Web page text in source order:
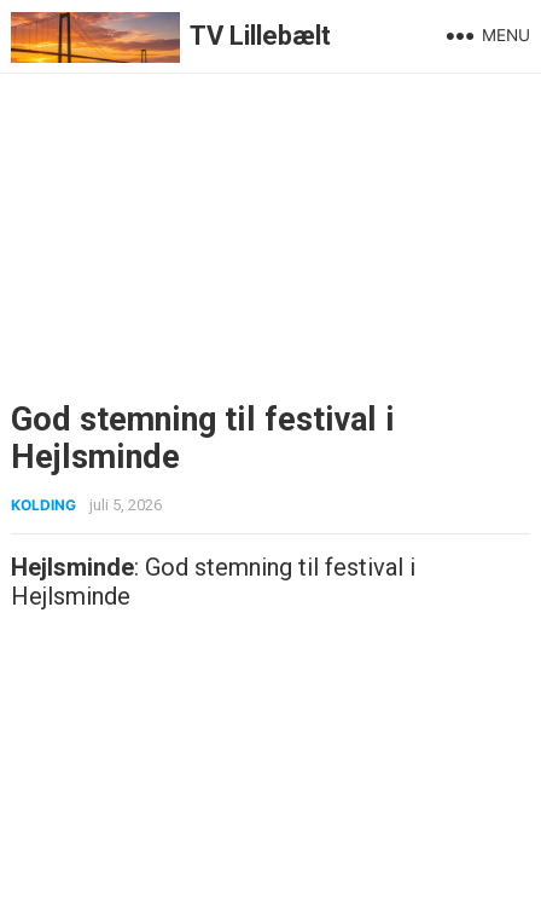
TV Lillebælt MENU
God stemning til festival i
Hejlsminde
KOLDING juli 5, 2026
Hejlsminde: God stemning til festival i
Hejlsminde